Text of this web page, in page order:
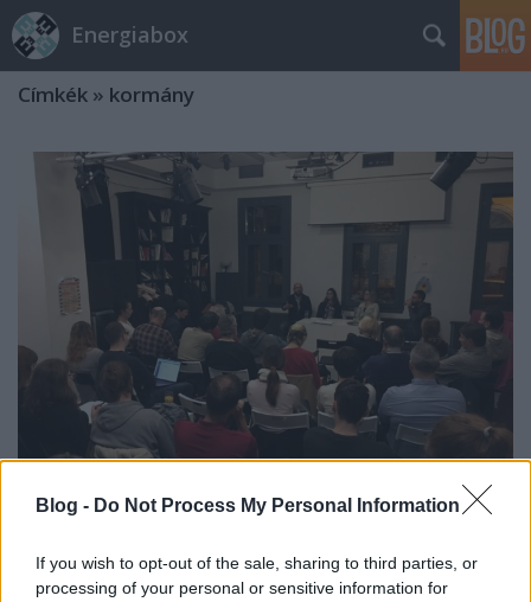
Blog - Do Not Process My Personal Information
If you wish to opt-out of the sale, sharing to third parties, or
processing of your personal or sensitive information for
Energiabox
Címkék » kormány
Ki oldja meg a klímaválságot?
zsoltmelinda • 2019. november 22.